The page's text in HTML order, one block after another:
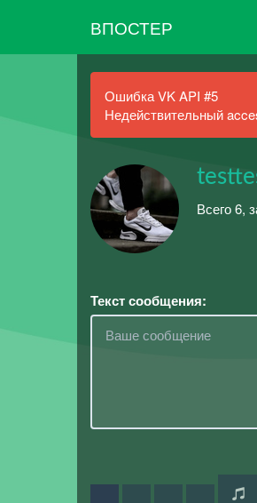
ВПОСТЕР
Ошибка VK API #5
Недействительный
Всего 6,
Текст сообщения: